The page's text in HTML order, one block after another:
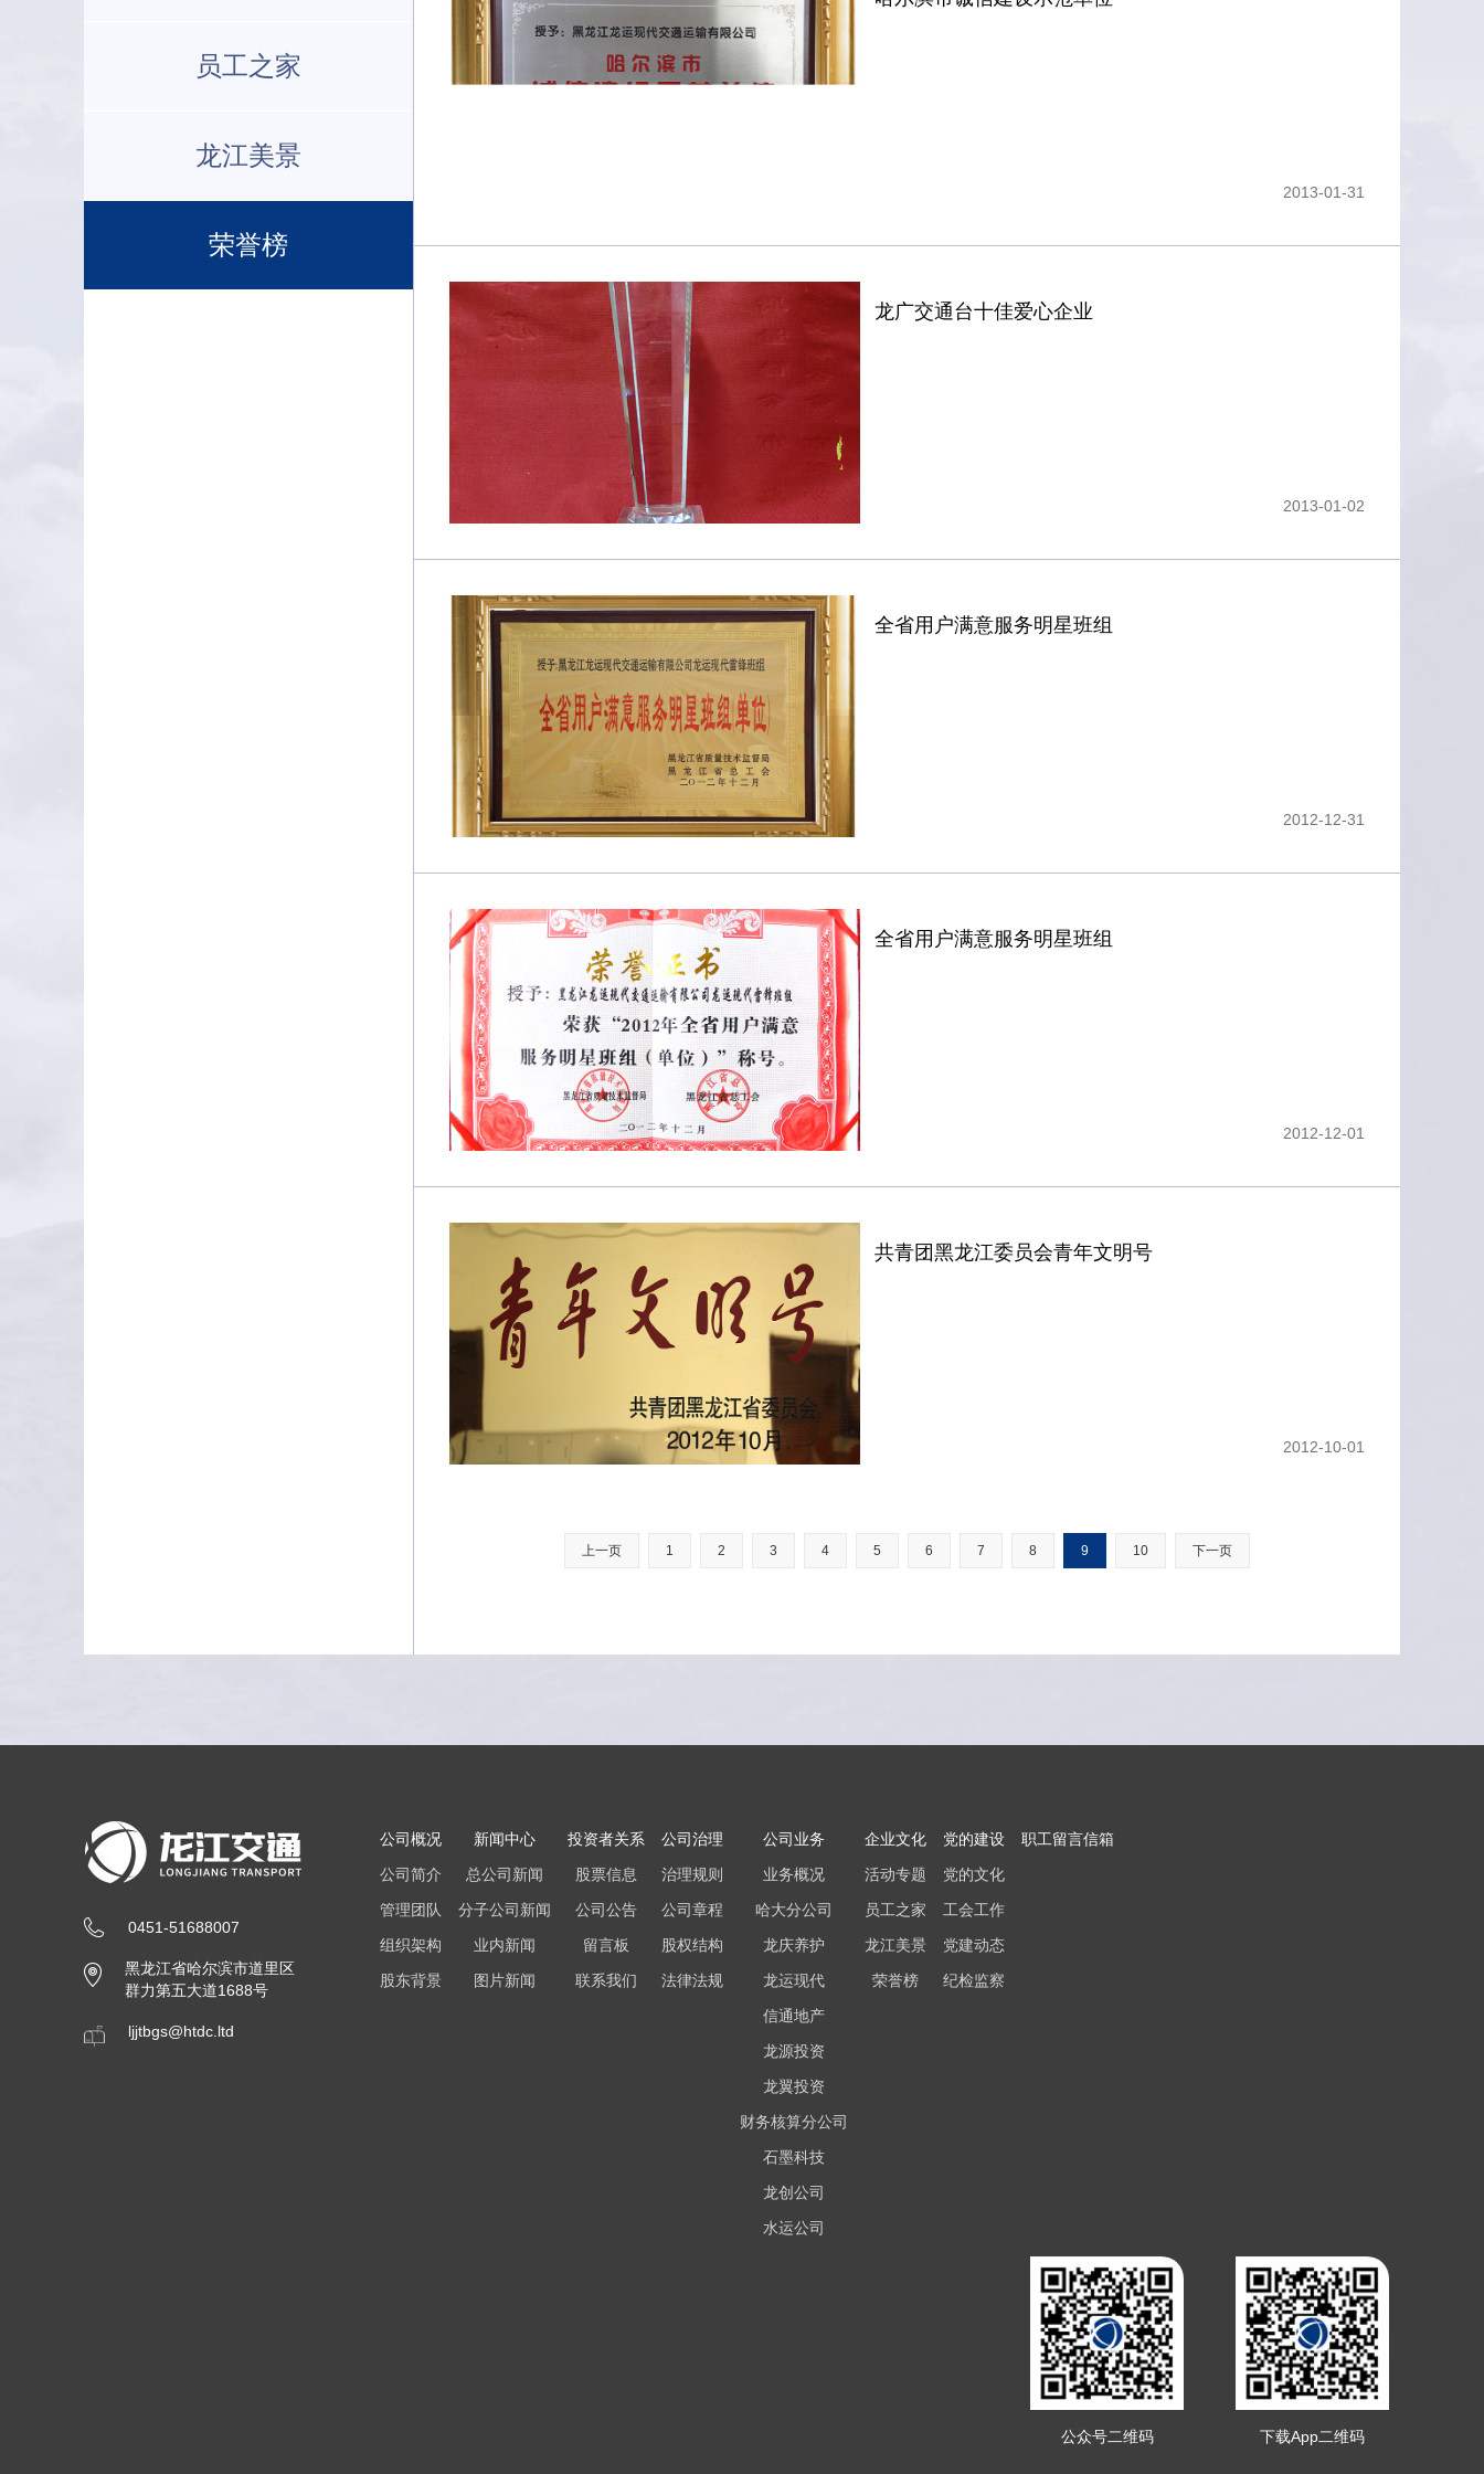
员工之家
龙江美景
荣誉榜
2013-01-31
龙广交通台十佳爱心企业
2013-01-02
全省用户满意服务明星班组
2012-12-31
全省用户满意服务明星班组
2012-12-01
共青团黑龙江委员会青年文明号
2012-10-01
上一页 1 2 3 4 5 6 7 8 9 10 下一页
0451-51688007
黑龙江省哈尔滨市道里区
群力第五大道1688号
ljjtbgs@htdc.ltd
公司概况
公司简介
管理团队
组织架构
股东背景
新闻中心
总公司新闻
分子公司新闻
业内新闻
图片新闻
投资者关系
股票信息
公司公告
留言板
联系我们
公司治理
治理规则
公司章程
股权结构
法律法规
公司业务
业务概况
哈大分公司
龙庆养护
龙运现代
信通地产
龙源投资
龙翼投资
财务核算分公司
石墨科技
龙创公司
水运公司
企业文化
活动专题
员工之家
龙江美景
荣誉榜
党的建设
党的文化
工会工作
党建动态
纪检监察
职工留言信箱
公众号二维码 下载App二维码